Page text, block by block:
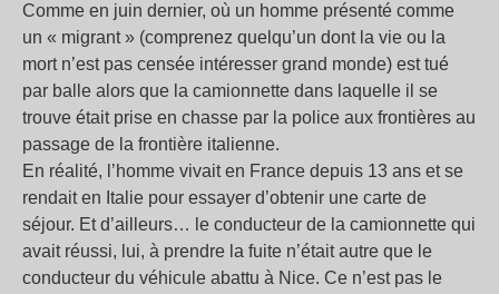
Comme en juin dernier, où un homme présenté comme
un « migrant » (comprenez quelqu’un dont la vie ou la
mort n’est pas censée intéresser grand monde) est tué
par balle alors que la camionnette dans laquelle il se
trouve était prise en chasse par la police aux frontières au
passage de la frontière italienne.
En réalité, l’homme vivait en France depuis 13 ans et se
rendait en Italie pour essayer d’obtenir une carte de
séjour. Et d’ailleurs… le conducteur de la camionnette qui
avait réussi, lui, à prendre la fuite n’était autre que le
conducteur du véhicule abattu à Nice. Ce n’est pas le